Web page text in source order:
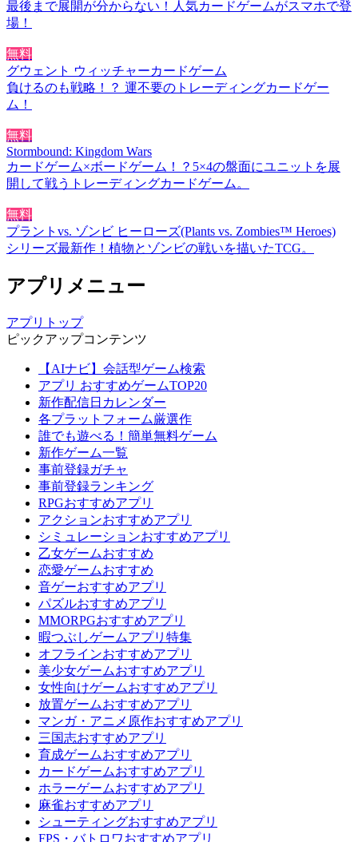
最後まで展開が分からない！人気カードゲームがスマホで登
場！
無料
グウェント ウィッチャーカードゲーム
負けるのも戦略！？ 運不要のトレーディングカードゲー
ム！
無料
Stormbound: Kingdom Wars
カードゲーム×ボードゲーム！？5×4の盤面にユニットを展
開して戦うトレーディングカードゲーム。
無料
プラントvs. ゾンビ ヒーローズ(Plants vs. Zombies™ Heroes)
シリーズ最新作！植物とゾンビの戦いを描いたTCG。
アプリメニュー
アプリトップ
ピックアップコンテンツ
【AIナビ】会話型ゲーム検索
アプリ おすすめゲームTOP20
新作配信日カレンダー
各プラットフォーム厳選作
誰でも遊べる！簡単無料ゲーム
新作ゲーム一覧
事前登録ガチャ
事前登録ランキング
RPGおすすめアプリ
アクションおすすめアプリ
シミュレーションおすすめアプリ
乙女ゲームおすすめ
恋愛ゲームおすすめ
音ゲーおすすめアプリ
パズルおすすめアプリ
MMORPGおすすめアプリ
暇つぶしゲームアプリ特集
オフラインおすすめアプリ
美少女ゲームおすすめアプリ
女性向けゲームおすすめアプリ
放置ゲームおすすめアプリ
マンガ・アニメ原作おすすめアプリ
三国志おすすめアプリ
育成ゲームおすすめアプリ
カードゲームおすすめアプリ
ホラーゲームおすすめアプリ
麻雀おすすめアプリ
シューティングおすすめアプリ
FPS・バトロワおすすめアプリ